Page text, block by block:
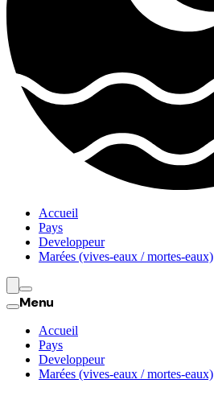
Accueil
Pays
Developpeur
Marées (vives-eaux / mortes-eaux)
Menu
Accueil
Pays
Developpeur
Marées (vives-eaux / mortes-eaux)